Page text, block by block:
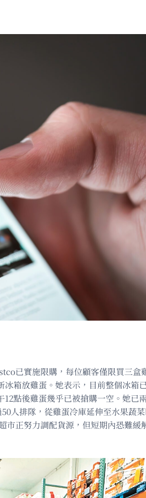
已實施限購，每位顧客僅限買三盒
箱放雞蛋。她表示，目前整個冰箱
點後雞蛋幾乎已被搶購一空。她已
排隊，從雞蛋冷庫延伸至水果蔬
正努力調配貨源，但短期內恐難緩